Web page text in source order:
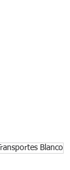
Transportes Blanco